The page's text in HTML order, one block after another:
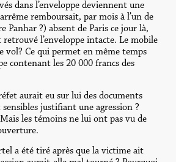
dans l’enveloppe deviennent une
remboursait, par mois à l’un de
Panhar ?) absent de Paris ce jour là,
retrouvé l’enveloppe intacte. Le mobile
vol? Ce qui permet en même temps
contenant les 20 000 francs des
aurait eu sur lui des documents
justifiant une agression ?
les témoins ne lui ont pas vu de
a été tiré après que la victime ait